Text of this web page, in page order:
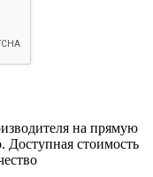
на прямую
Доступная стоимость